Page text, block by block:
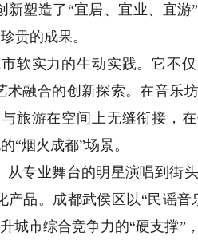
塑造了“宜居、宜业、宜游
贵的成果。
实力的生动实践。它不仅
融合的创新探索。在音乐
旅游在空间上无缝衔接，
“烟火成都”场景。
专业舞台的明星演唱到街
品。成都武侯区以“民谣音
城市综合竞争力的“硬支撑”